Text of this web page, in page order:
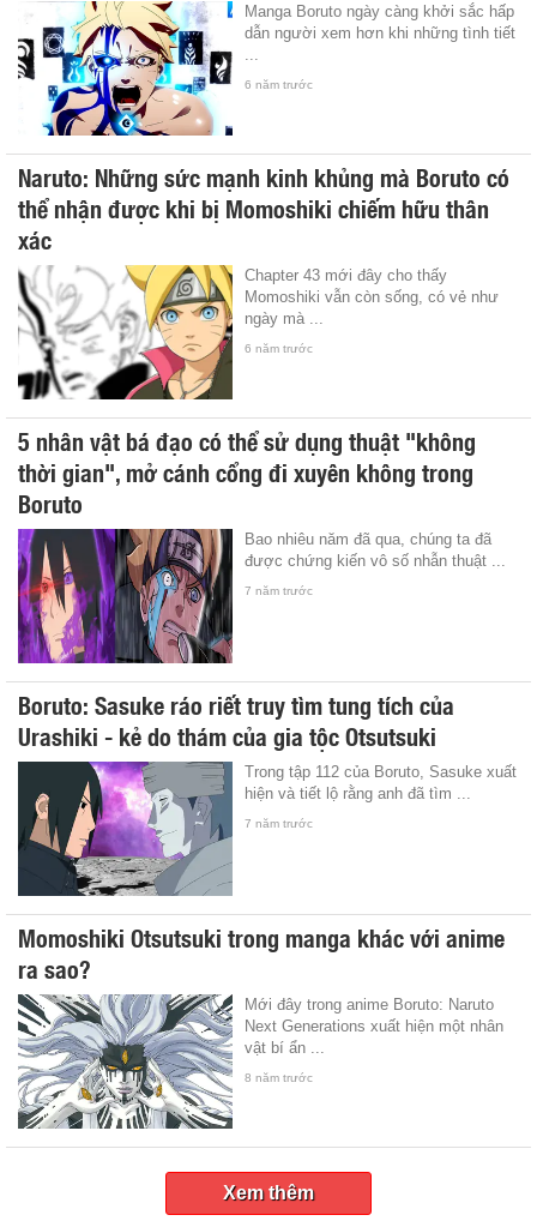
Manga Boruto ngày càng khởi sắc hấp
dẫn người xem hơn khi những tình tiết
6 năm trước
Naruto: Những sức mạnh kinh khủng mà Boruto có
thể nhận được khi bị Momoshiki chiếm hữu thân
xác
Chapter 43 mới đây cho thấy
Momoshiki vẫn còn sống, có vẻ như
ngày mà ...
6 năm trước
5 nhân vật bá đạo có thể sử dụng thuật "không
thời gian", mở cánh cổng đi xuyên không trong
Boruto
Bao nhiêu năm đã qua, chúng ta đã
được chứng kiến vô số nhẫn thuật ...
7 năm trước
Boruto: Sasuke ráo riết truy tìm tung tích của
Urashiki - kẻ do thám của gia tộc Otsutsuki
Trong tập 112 của Boruto, Sasuke xuất
hiện và tiết lộ rằng anh đã tìm ...
7 năm trước
Momoshiki Otsutsuki trong manga khác với anime
ra sao?
Mới đây trong anime Boruto: Naruto
Next Generations xuất hiện một nhân
vật bí ẩn ...
8 năm trước
Xem thêm